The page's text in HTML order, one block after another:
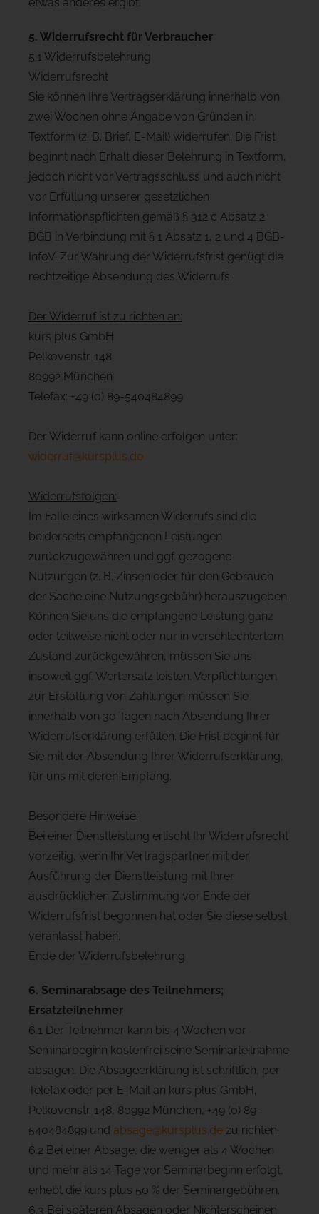
5. Widerrufsrecht für Verbraucher
5.1 Widerrufsbelehrung
Widerrufsrecht
Sie können Ihre Vertragserklärung innerhalb von
zwei Wochen ohne Angabe von Gründen in
Textform (z. B. Brief, E-Mail) widerrufen. Die Frist
beginnt nach Erhalt dieser Belehrung in Textform,
jedoch nicht vor Vertragsschluss und auch nicht
vor Erfüllung unserer gesetzlichen
Informationspflichten gemäß § 312 c Absatz 2
BGB in Verbindung mit § 1 Absatz 1, 2 und 4 BGB-
InfoV. Zur Wahrung der Widerrufsfrist genügt die
rechtzeitige Absendung des Widerrufs.
Der Widerruf ist zu richten an:
kurs plus GmbH
Pelkovenstr. 148
80992 München
Telefax: +49 (0) 89-540484899
Der Widerruf kann online erfolgen unter:
widerruf@kursplus.de
Widerrufsfolgen:
Im Falle eines wirksamen Widerrufs sind die
beiderseits empfangenen Leistungen
zurückzugewähren und ggf. gezogene
Nutzungen (z. B. Zinsen oder für den Gebrauch
der Sache eine Nutzungsgebühr) herauszugeben.
Können Sie uns die empfangene Leistung ganz
oder teilweise nicht oder nur in verschlechtertem
Zustand zurückgewähren, müssen Sie uns
insoweit ggf. Wertersatz leisten. Verpflichtungen
zur Erstattung von Zahlungen müssen Sie
innerhalb von 30 Tagen nach Absendung Ihrer
Widerrufserklärung erfüllen. Die Frist beginnt für
Sie mit der Absendung Ihrer Widerrufserklärung,
für uns mit deren Empfang.
Besondere Hinweise:
Bei einer Dienstleistung erlischt Ihr Widerrufsrecht
vorzeitig, wenn Ihr Vertragspartner mit der
Ausführung der Dienstleistung mit Ihrer
ausdrücklichen Zustimmung vor Ende der
Widerrufsfrist begonnen hat oder Sie diese selbst
veranlasst haben.
Ende der Widerrufsbelehrung
6. Seminarabsage des Teilnehmers;
Ersatzteilnehmer
6.1 Der Teilnehmer kann bis 4 Wochen vor
Seminarbeginn kostenfrei seine Seminarteilnahme
absagen. Die Absageerklärung ist schriftlich, per
Telefax oder per E-Mail an kurs plus GmbH,
Pelkovenstr. 148, 80992 München, +49 (0) 89-
540484899 und absage@kursplus.de zu richten.
6.2 Bei einer Absage, die weniger als 4 Wochen
und mehr als 14 Tage vor Seminarbeginn erfolgt,
erhebt die kurs plus 50 % der Seminargebühren.
6.3 Bei späteren Absagen oder Nichterscheinen